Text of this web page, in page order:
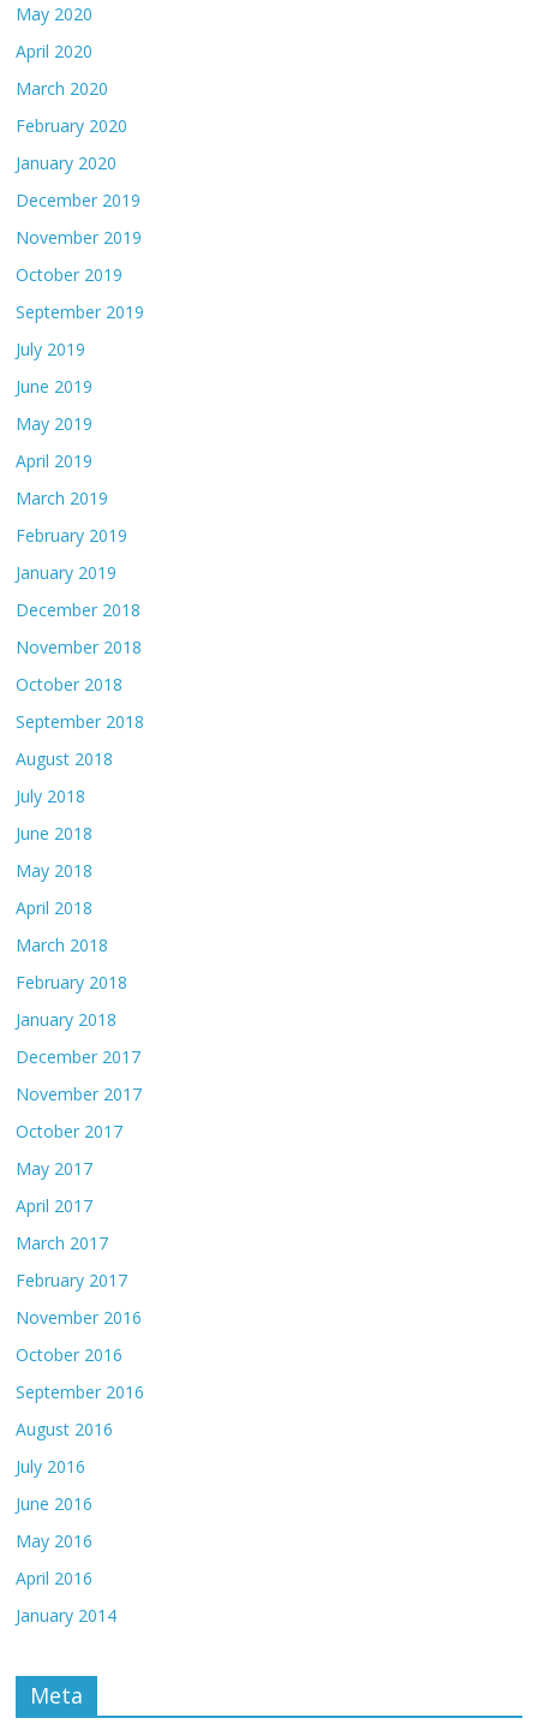
May 2020
April 2020
March 2020
February 2020
January 2020
December 2019
November 2019
October 2019
September 2019
July 2019
June 2019
May 2019
April 2019
March 2019
February 2019
January 2019
December 2018
November 2018
October 2018
September 2018
August 2018
July 2018
June 2018
May 2018
April 2018
March 2018
February 2018
January 2018
December 2017
November 2017
October 2017
May 2017
April 2017
March 2017
February 2017
November 2016
October 2016
September 2016
August 2016
July 2016
June 2016
May 2016
April 2016
January 2014
Meta